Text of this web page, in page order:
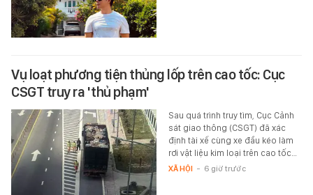
Vụ loạt phương tiện thủng lốp trên cao tốc: Cục
CSGT truy ra 'thủ phạm'
Sau quá trình truy tìm, Cục Cảnh
sát giao thông (CSGT) đã xác
định tài xế cùng xe đầu kéo làm
rơi vật liệu kim loại trên cao tốc…
XÃ HỘI - 6 giờ trước